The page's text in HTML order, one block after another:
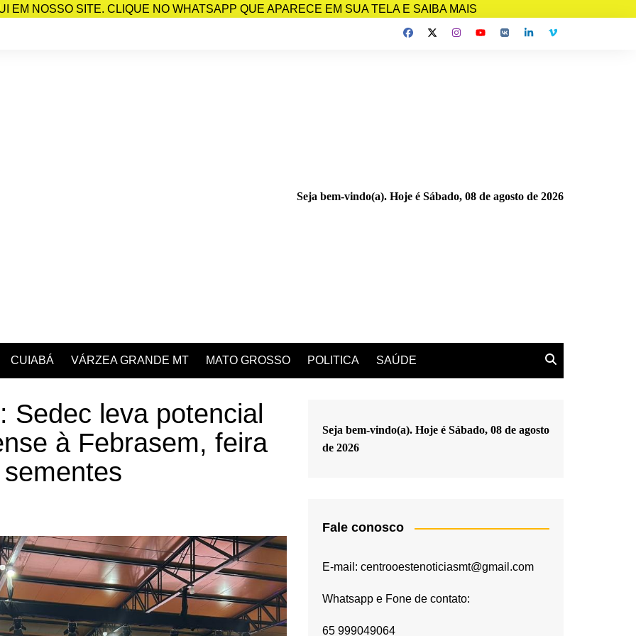
EM NOSSO SITE. CLIQUE NO WHATSAPP QUE APARECE EM SUA TELA E SAIBA MAIS
Seja bem-vindo(a). Hoje é Sábado, 08 de agosto de 2026
CUIABÁ VÁRZEA GRANDE MT MATO GROSSO POLITICA SAÚDE
Sedec leva potencial
à Febrasem, feira
Seja bem-vindo(a). Hoje é Sábado, 08 de agosto
de 2026
Fale conosco
E-mail: centrooestenoticiasmt@gmail.com
Whatsapp e Fone de contato:
65 999049064